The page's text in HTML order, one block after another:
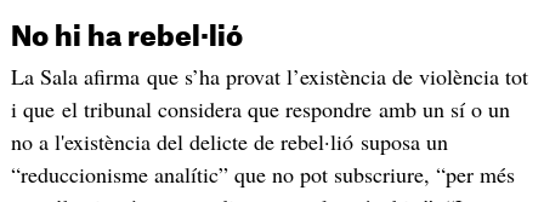
No hi ha rebel·lió
La Sala afirma que s’ha provat l’existència de violència tot
i que el tribunal considera que respondre amb un sí o un
no a l'existència del delicte de rebel·lió suposa un
“reduccionisme analític” que no pot subscriure, “per més